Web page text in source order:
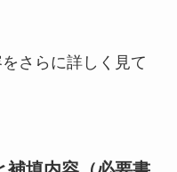
さらに詳しく見て